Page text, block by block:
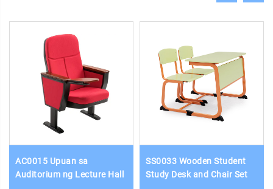
AC0015 Upuan sa
Auditorium ng Lecture Hall
SS0033 Wooden Student
Study Desk and Chair Set